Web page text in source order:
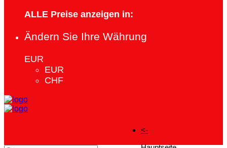
ALLE Preise anzeigen in:
Ändern Sie Ihre Währung
EUR
EUR
CHF
<-